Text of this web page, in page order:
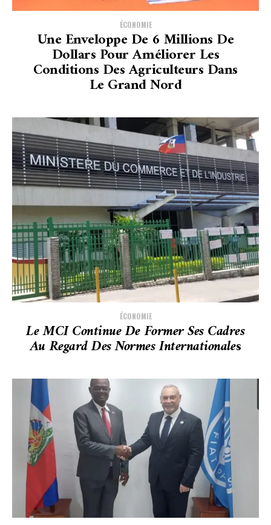
ÉCONOMIE
Une Enveloppe De 6 Millions De
Dollars Pour Améliorer Les
Conditions Des Agriculteurs Dans
Le Grand Nord
ÉCONOMIE
Le MCI Continue De Former Ses Cadres
Au Regard Des Normes InternationaleS